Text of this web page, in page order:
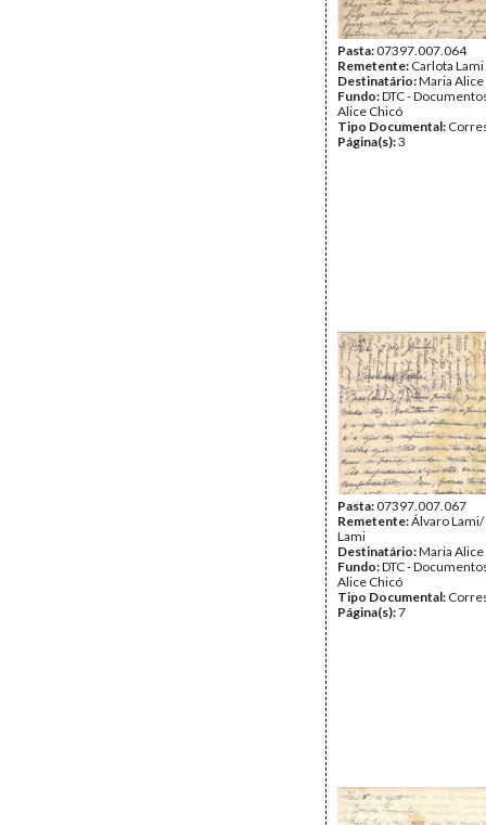
Pasta:07397.007.064
Remetente: Carlota Lami
Destinatário:Maria Alice
Fundo:DTC -
Alice Chicó
Tipo Documental:
Página(s):3
Pasta:07397.007.067
Remetente:Álvaro
Lami
Destinatário:Maria Alice
Fundo:DTC -
Alice Chicó
Tipo Documental:
Página(s):7